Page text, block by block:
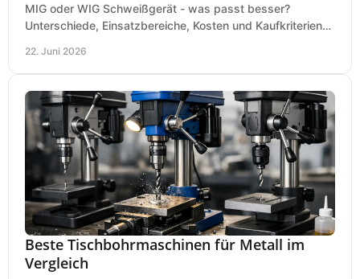
MIG oder WIG Schweißgerät - was passt besser?
Unterschiede, Einsatzbereiche, Kosten und Kaufkriterien
22. Juni 2026
Beste Tischbohrmaschinen für Metall im
Vergleich